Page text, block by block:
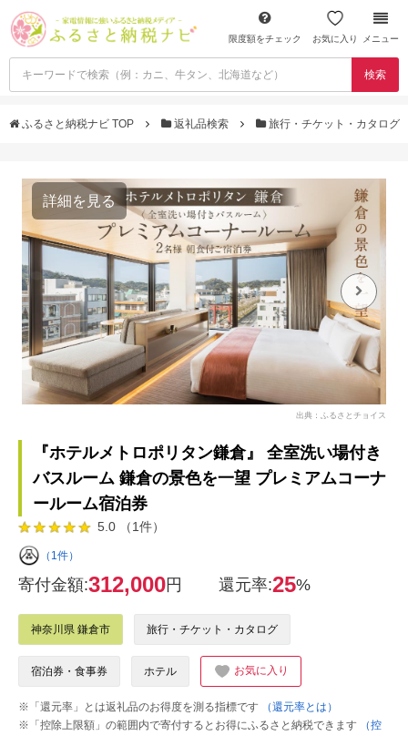
限度額をチェック お気に入り メニュー
検索
ふるさと納税ナビ TOP 返礼品検索 旅行・チケット・カタログ
詳細を見る
出典：ふるさとチョイス
『ホテルメトロポリタン鎌倉』 全室洗い場付き
バスルーム 鎌倉の景色を一望 プレミアムコーナ
ールーム宿泊券
5.0 （1件）
（1件）
寄付金額:312,000円 還元率:25%
神奈川県 鎌倉市 旅行・チケット・カタログ
宿泊券・食事券 ホテル お気に入り
※「還元率」とは返礼品のお得度を測る指標です
（還元率とは）
※「控除上限額」の範囲内で寄付するとお得にふるさと納税できます
（控